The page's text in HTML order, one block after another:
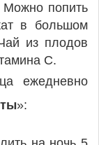
Можно попить
в большом
из плодов
С.
ежедневно
»: